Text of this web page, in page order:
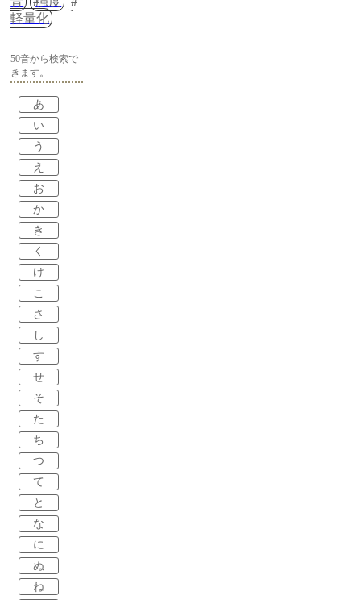
軽量化
50音から検索で
きます。
あ
い
う
え
お
か
き
く
け
こ
さ
し
す
せ
そ
た
ち
つ
て
と
な
に
ぬ
ね